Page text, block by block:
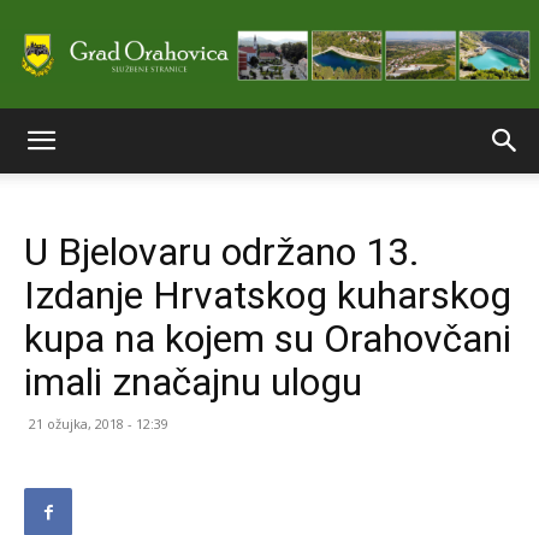
stranice
Grada
U Bjelovaru održano 13.
Izdanje Hrvatskog kuharskog
kupa na kojem su Orahovčani
imali značajnu ulogu
21 ožujka, 2018 - 12:39